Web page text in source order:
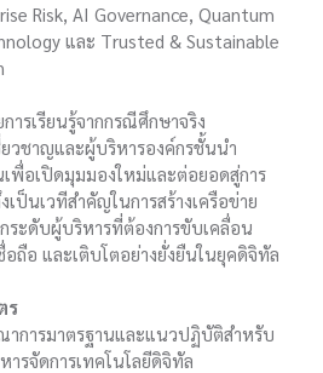
Risk, AI Governance, Quantum
และ Trusted & Sustainable
ารเรียนรู้จากกรณีศึกษาจริง
วชาญและผู้บริหารองค์กรชั้นนำ
พื่อเปิดมุมมองใหม่และต่อยอดสู่การ
เป็นเวทีสำคัญในการสร้างเครือข่าย
ระดับผู้บริหารที่ต้องการขับเคลื่อน
ถือ และเติบโตอย่างยั่งยืนในยุคดิจิทัล
ร
าการมาตรฐานและแนวปฏิบัติสำหรับ
รจัดการเทคโนโลยีดิจิทัล